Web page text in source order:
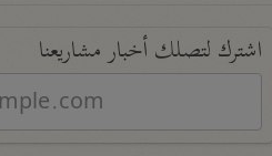
اشترك لتصلك أخبار مشاريعنا